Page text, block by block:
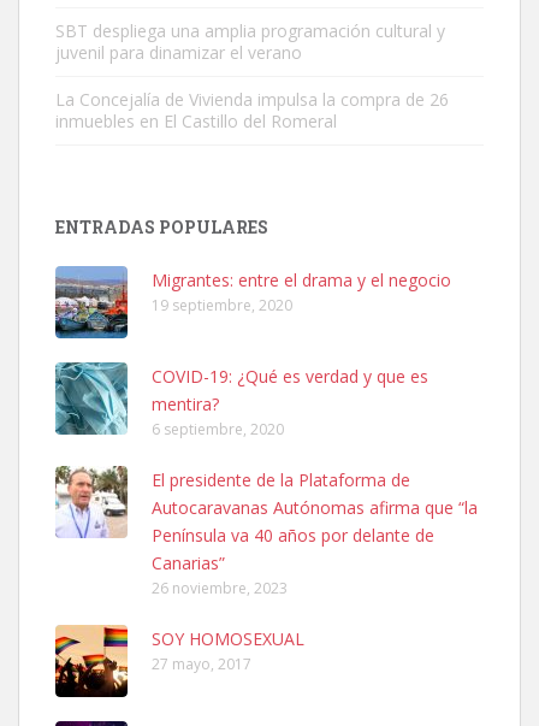
Leales.org » Gran Canaria
SHIBA PERDIDO AVDA JOSE MESA Y LOPEZ
PERRO MACHO RAZA SHIBA CON MICROCHIP PERDIDO HOY
06/07/2025 ZONA MESA Y LOPEZ. ES MUY ASUSTADIZO
Leales.org » Gran Canaria
6.7.2025
SBT despliega una amplia programación cultural y
juvenil para dinamizar el verano
La Concejalía de Vivienda impulsa la compra de 26
inmuebles en El Castillo del Romeral
ENTRADAS POPULARES
Migrantes: entre el drama y el negocio
19 septiembre, 2020
COVID-19: ¿Qué es verdad y que es
mentira?
6 septiembre, 2020
El presidente de la Plataforma de
Autocaravanas Autónomas afirma que “la
Península va 40 años por delante de
Canarias”
26 noviembre, 2023
SOY HOMOSEXUAL
27 mayo, 2017